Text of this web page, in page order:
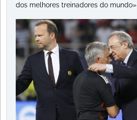
dos melhores treinadores do mundo»